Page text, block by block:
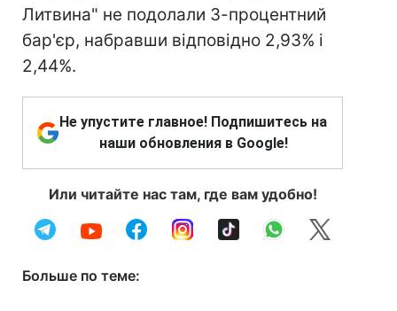
Литвина" не подолали 3-процентний
бар'єр, набравши відповідно 2,93% і
2,44%.
Не упустите главное! Подпишитесь на
наши обновления в Google!
Или читайте нас там, где вам удобно!
Больше по теме: